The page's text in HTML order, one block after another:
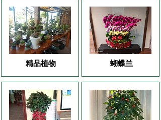
精品植物 蝴蝶兰